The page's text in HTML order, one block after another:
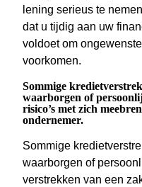
lening serieus te
dat u tijdig aan uw
voldoet om
voorkomen.
Sommige
waarborgen of
risico’s met zich
ondernemer.
Sommige
waarborgen of
verstrekken van een